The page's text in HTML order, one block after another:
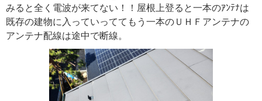
みると全く電波が来てない！！屋根上登ると一本のｱﾝﾃﾅは
既存の建物に入っていっててもう一本のＵＨＦアンテナの
アンテナ配線は途中で断線。